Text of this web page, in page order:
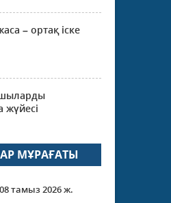
– ортақ іске
жүйесі
МҰРАҒАТЫ
08 тамыз 2026 ж.